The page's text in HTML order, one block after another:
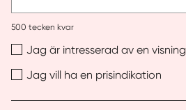
500 tecken kvar
Jag är intresserad av en visning
Jag vill ha en prisindikation